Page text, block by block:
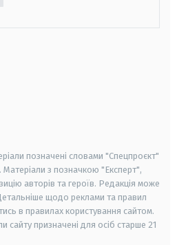
позначені словами "Спецпроєкт"
з позначкою "Експерт",
авторів та героїв. Редакція може
щодо реклами та правил
в правилах користування сайтом.
сайту призначені для осіб старше 21